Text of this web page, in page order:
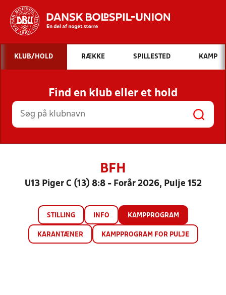
Hvad vil du søge efter?
INDHOLD OG NYHEDER
STILLINGER, RESULTATER, KLUBBER OG
HOLD
KLUB/HOLD RÆKKE SPILLESTED KAMP
Find en klub eller et hold
BFH
U13 Piger C (13) 8:8 - Forår 2026, Pulje 152
STILLING INFO KAMPPROGRAM
KARANTÆNER KAMPPROGRAM FOR PULJE